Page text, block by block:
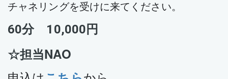
チャネリングを受けに来てください。
60分　10,000円
☆担当NAO